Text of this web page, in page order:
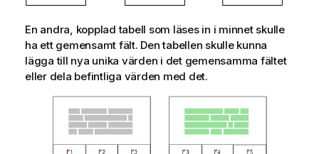
En andra, kopplad tabell som läses in i minnet skulle
ha ett gemensamt fält. Den tabellen skulle kunna
lägga till nya unika värden i det gemensamma fältet
eller dela befintliga värden med det.